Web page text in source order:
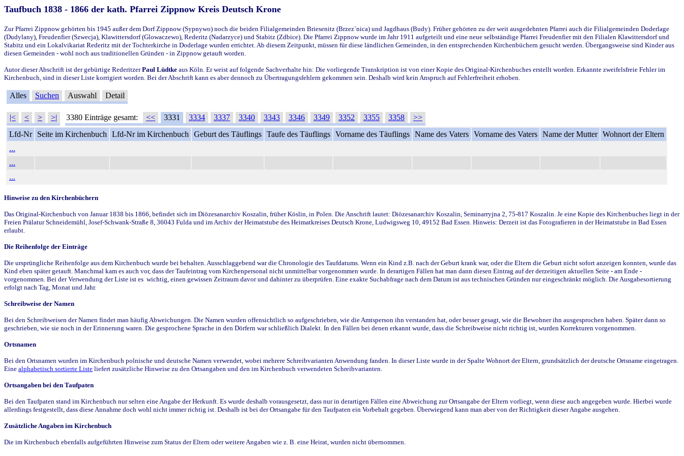
Taufbuch 1838 - 1866 der kath. Pfarrei Zippnow Kreis Deutsch Krone
Zur Pfarrei Zippnow gehörten bis 1945 außer dem Dorf Zippnow (Sypnywo) noch die beiden Filialgemeinden Briesenitz (Brzez`nica) und Jagdhaus (Budy). Früher gehörten zu der weit ausgedehnten Pfarrei auch die Filialgemeinden Doderlage
(Dudylany), Freudenfier (Szwecja), Klawittersdorf (Glowaczewo), Rederitz (Nadarzyce) und Stabitz (Zdbice). Die Pfarrei Zippnow wurde im Jahr 1911 aufgeteilt und eine neue selbständige Pfarrei Freudenfier mit den Filialen Klawittersdorf und
Stabitz und ein Lokalvikariat Rederitz mit der Tochterkirche in Doderlage wurden errichtet. Ab diesem Zeitpunkt, müssen für diese ländlichen Gemeinden, in den entsprechenden Kirchenbüchern gesucht werden. Übergangsweise sind Kinder aus
diesen Gemeinden - wohl noch aus traditionellen Gründen - in Zippnow getauft worden.
Autor dieser Abschrift ist der gebürtige RederitzerPaul Lüdtke aus Köln. Er weist auf folgende Sachverhalte hin: Die vorliegende Transkription ist von einer Kopie des Original-Kirchenbuches erstellt worden. Erkannte zweifelsfreie Fehler im
Kirchenbuch, sind in dieser Liste korrigiert worden. Bei der Abschrift kann es aber dennoch zu Übertragungsfehlern gekommen sein. Deshalb wird kein Anspruch auf Fehlerfreiheit erhoben.
Alles Suchen Auswahl Detail
|< < > >| 3380 Einträge gesamt: << 3331 3334 3337 3340 3343 3346 3349 3352 3355 3358
>>
Lfd-Nr
Seite im Kirchenbuch Lfd-Nr im Kirchenbuch Geburt des Täuflings Taufe des Täuflings Vorname des Täuflings Name des Vaters Vorname des Vaters Name der Mutter Wohnort der Eltern
...
...
...
Hinweise zu den Kirchenbüchern
Das Original-Kirchenbuch von Januar 1838 bis 1866, befindet sich im Diözesanarchiv Koszalin, früher Köslin, in Polen. Die Anschrift lautet: Diözesanarchiv Koszalin, Seminarryjna 2, 75-817 Koszalin. Je eine Kopie des Kirchenbuches liegt in der
Freien Prälatur Schneidemühl, Josef-Schwank-Straße 8, 36043 Fulda und im Archiv der Heimatstube des Heimatkreises Deutsch Krone, Ludwigsweg 10, 49152 Bad Essen. Hinweis: Derzeit ist das Fotografieren in der Heimatstube in Bad Essen
erlaubt.
Die Reihenfolge der Einträge
Die ursprüngliche Reihenfolge aus dem Kirchenbuch wurde bei behalten. Ausschlaggebend war die Chronologie des Taufdatums. Wenn ein Kind z.B. nach der Geburt krank war, oder die Eltern die Geburt nicht sofort anzeigen konnten, wurde das
Kind eben später getauft. Manchmal kam es auch vor, dass der Taufeintrag vom Kirchenpersonal nicht unmittelbar vorgenommen wurde. In derartigen Fällen hat man dann diesen Eintrag auf der derzeitigen aktuellen Seite - am Ende -
vorgenommen. Bei der Verwendung der Liste ist es wichtig, einen gewissen Zeitraum davor und dahinter zu überprüfen. Eine exakte Suchabfrage nach dem Datum ist aus technischen Gründen nur eingeschränkt möglich. Die Ausgabesortierung
erfolgt nach Tag, Monat und Jahr.
Schreibweise der Namen
Bei den Schreibweisen der Namen findet man häufig Abweichungen. Die Namen wurden offensichtlich so aufgeschrieben, wie die Amtsperson ihn verstanden hat, oder besser gesagt, wie die Bewohner ihn ausgesprochen haben. Später dann so
geschrieben, wie sie noch in der Erinnerung waren. Die gesprochene Sprache in den Dörfern war schließlich Dialekt. In den Fällen bei denen erkannt wurde, dass die Schreibweise nicht richtig ist, wurden Korrekturen vorgenommen.
Ortsnamen
Bei den Ortsnamen wurden im Kirchenbuch polnische und deutsche Namen verwendet, wobei mehrere Schreibvarianten Anwendung fanden. In dieser Liste wurde in der Spalte Wohnort der Eltern, grundsätzlich der deutsche Ortsname eingetragen.
Eine alphabetisch sortierte Liste liefert zusätzliche Hinweise zu den Ortsangaben und den im Kirchenbuch verwendeten Schreibvarianten.
Ortsangaben bei den Taufpaten
Bei den Taufpaten stand im Kirchenbuch nur selten eine Angabe der Herkunft. Es wurde deshalb vorausgesetzt, dass nur in derartigen Fällen eine Abweichung zur Ortsangabe der Eltern vorliegt, wenn diese auch angegeben wurde. Hierbei wurde
allerdings festgestellt, dass diese Annahme doch wohl nicht immer richtig ist. Deshalb ist bei der Ortsangabe für den Taufpaten ein Vorbehalt gegeben. Überwiegend kann man aber von der Richtigkeit dieser Angabe ausgehen.
Zusätzliche Angaben im Kirchenbuch
Die im Kirchenbuch ebenfalls aufgeführten Hinweise zum Status der Eltern oder weitere Angaben wie z. B. eine Heirat, wurden nicht übernommen.